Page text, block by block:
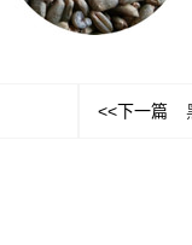
<<下一篇